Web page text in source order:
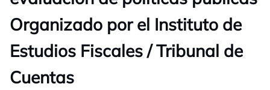
Organizado por el Instituto de
Estudios Fiscales / Tribunal de
Cuentas